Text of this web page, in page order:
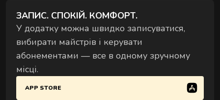
ЗАПИС. СПОКІЙ. КОМФОРТ.
У додатку можна швидко записуватися,
вибирати майстрів і керувати
абонементами — все в одному зручному
місці.
APP STORE
РАЙОН
1, Київ
ШКОЛА
відновлення тіла.